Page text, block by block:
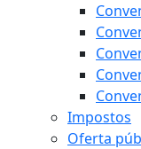
Impostos
Oferta